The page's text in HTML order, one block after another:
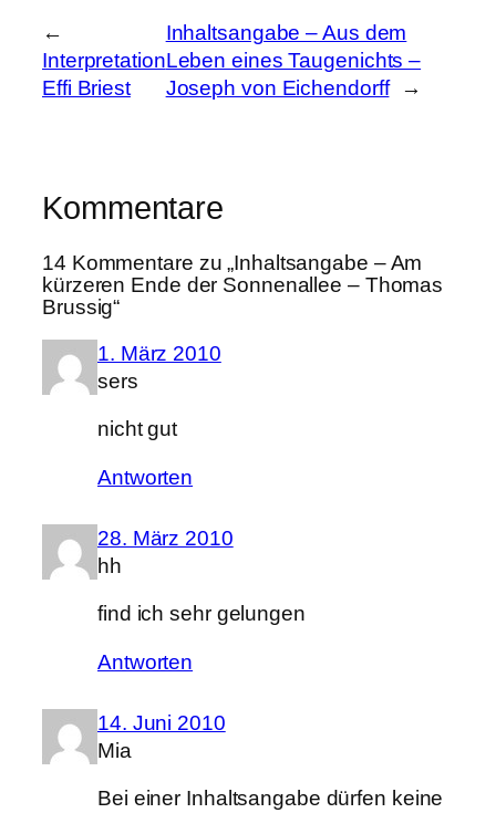
←
Interpretation
Effi Briest
Inhaltsangabe – Aus dem
Leben eines Taugenichts –
Joseph von Eichendorff
→
Kommentare
14 Kommentare zu „Inhaltsangabe – Am
kürzeren Ende der Sonnenallee – Thomas
Brussig“
1. März 2010
sers
nicht gut
Antworten
28. März 2010
hh
find ich sehr gelungen
Antworten
14. Juni 2010
Mia
Bei einer Inhaltsangabe dürfen keine